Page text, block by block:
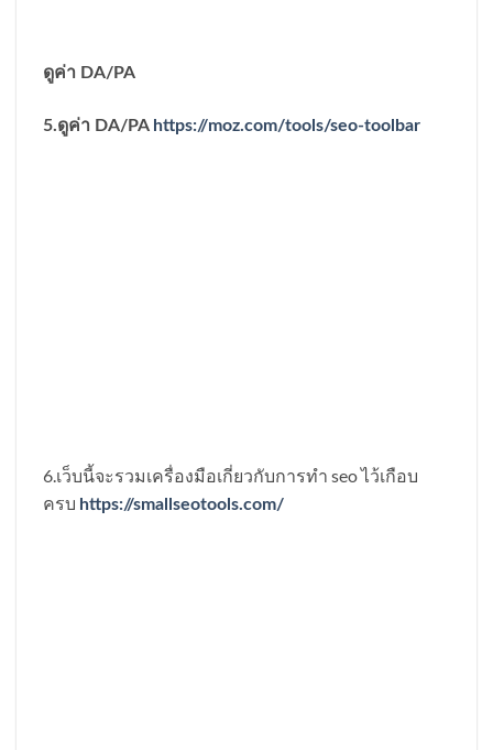
ดูค่า DA/PA
5.ดูค่า DA/PA https://moz.com/tools/seo-toolbar
6.เว็บนี้จะรวมเครื่องมือเกี่ยวกับการทำ seo ไว้เกือบ
ครบ https://smallseotools.com/